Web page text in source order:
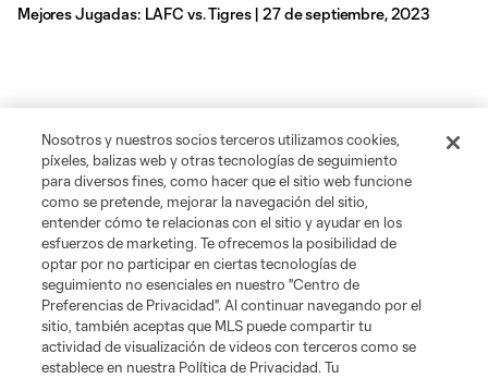
Mejores Jugadas: LAFC vs. Tigres | 27 de septiembre, 2023
Nosotros y nuestros socios terceros utilizamos cookies,
píxeles, balizas web y otras tecnologías de seguimiento
para diversos fines, como hacer que el sitio web funcione
como se pretende, mejorar la navegación del sitio,
entender cómo te relacionas con el sitio y ayudar en los
esfuerzos de marketing. Te ofrecemos la posibilidad de
optar por no participar en ciertas tecnologías de
seguimiento no esenciales en nuestro "Centro de
Preferencias de Privacidad". Al continuar navegando por el
sitio, también aceptas que MLS puede compartir tu
actividad de visualización de videos con terceros como se
establece en nuestra Política de Privacidad. Tu